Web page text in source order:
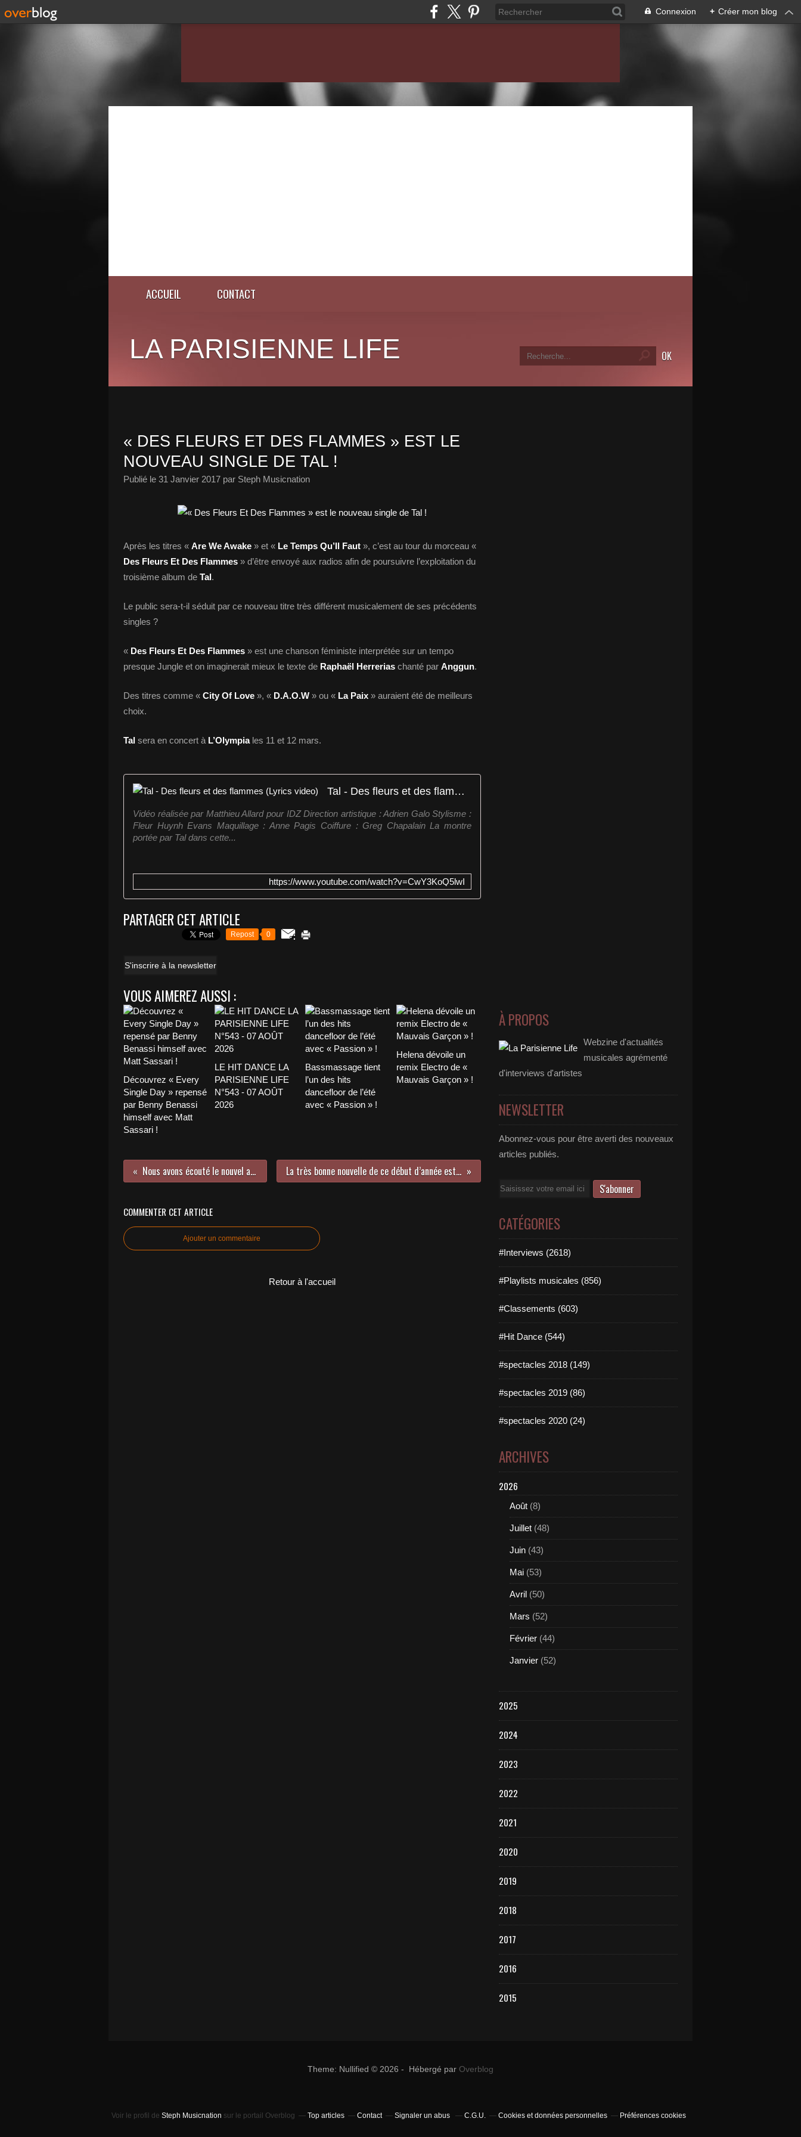
Connexion + Créer mon blog
ACCUEIL CONTACT
LA PARISIENNE LIFE
« DES FLEURS ET DES FLAMMES » EST LE
NOUVEAU SINGLE DE TAL !
Publié le 31 Janvier 2017 par Steph Musicnation
Après les titres « Are We Awake » et « Le Temps Qu’Il Faut », c’est au tour du morceau «
Des Fleurs Et Des Flammes » d’être envoyé aux radios afin de poursuivre l’exploitation du
troisième album de Tal.
Le public sera-t-il séduit par ce nouveau titre très différent musicalement de ses précédents
singles ?
« Des Fleurs Et Des Flammes » est une chanson féministe interprétée sur un tempo
presque Jungle et on imaginerait mieux le texte de Raphaël Herrerias chanté par Anggun.
Des titres comme « City Of Love », « D.A.O.W » ou « La Paix » auraient été de meilleurs
choix.
Tal sera en concert à L’Olympiales 11 et 12 mars.
Tal - Des fleurs et des flammes (Lyrics video)
Vidéo réalisée par Matthieu Allard pour IDZ Direction artistique : Adrien Galo Stylisme :
Fleur Huynh Evans Maquillage : Anne Pagis Coiffure : Greg Chapalain La montre
portée par Tal dans cette...
https://www.youtube.com/watch?v=CwY3KoQ5lwI
PARTAGER CET ARTICLE
Repost 0
S'inscrire à la newsletter
VOUS AIMEREZ AUSSI :
Découvrez « Every
Single Day » repensé
par Benny Benassi
himself avec Matt
Sassari !
LE HIT DANCE LA
PARISIENNE LIFE
N°543 - 07 AOÛT
2026
Bassmassage tient
l’un des hits
dancefloor de l’été
avec « Passion » !
Helena dévoile un
remix Electro de «
Mauvais Garçon » !
Nous avons écouté le nouvel album de Bonobo ! La très bonne nouvelle de ce début d’année est le retour de Jil Caplan !
COMMENTER CET ARTICLE
Ajouter un commentaire
Retour à l'accueil
À PROPOS
Webzine d'actualités
musicales agrémenté
d'interviews d'artistes
NEWSLETTER
Abonnez-vous pour être averti des nouveaux
articles publiés.
Email
CATÉGORIES
#Interviews (2618)
#Playlists musicales (856)
#Classements (603)
#Hit Dance (544)
#spectacles 2018 (149)
#spectacles 2019 (86)
#spectacles 2020 (24)
ARCHIVES
2026
Août (8)
Juillet (48)
Juin (43)
Mai (53)
Avril (50)
Mars (52)
Février (44)
Janvier (52)
2025
2024
2023
2022
2021
2020
2019
2018
2017
2016
2015
Theme: Nullified © 2026 - Hébergé par Overblog
Voir le profil de Steph Musicnation sur le portail Overblog Top articles Contact Signaler un abus C.G.U. Cookies et données personnelles Préférences cookies